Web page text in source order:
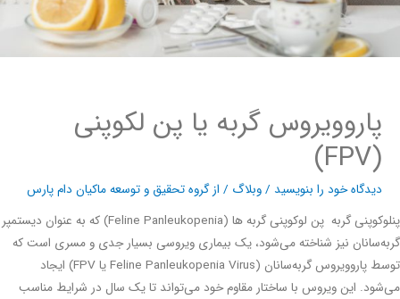
پاروویروس گربه یا پن لکوپنی
دیدگاه‌ خود را بنویسید/وبلاگ/ از گروه تحقیق و توسعه ماکیان دام پارس
پنلوکوپنی گربه پن لوکوپنی گربه ‌ها (Feline Panleukopenia) که به عنوان دیستمپر
نیز شناخته می‌شود، یک بیماری ویروسی بسیار جدی و مسری است که
توسط پاروویروس گربه‌سانان (Feline Panleukopenia Virus یا FPV) ایجاد
این ویروس با ساختار مقاوم خود می‌تواند تا یک سال در شرایط مناسب